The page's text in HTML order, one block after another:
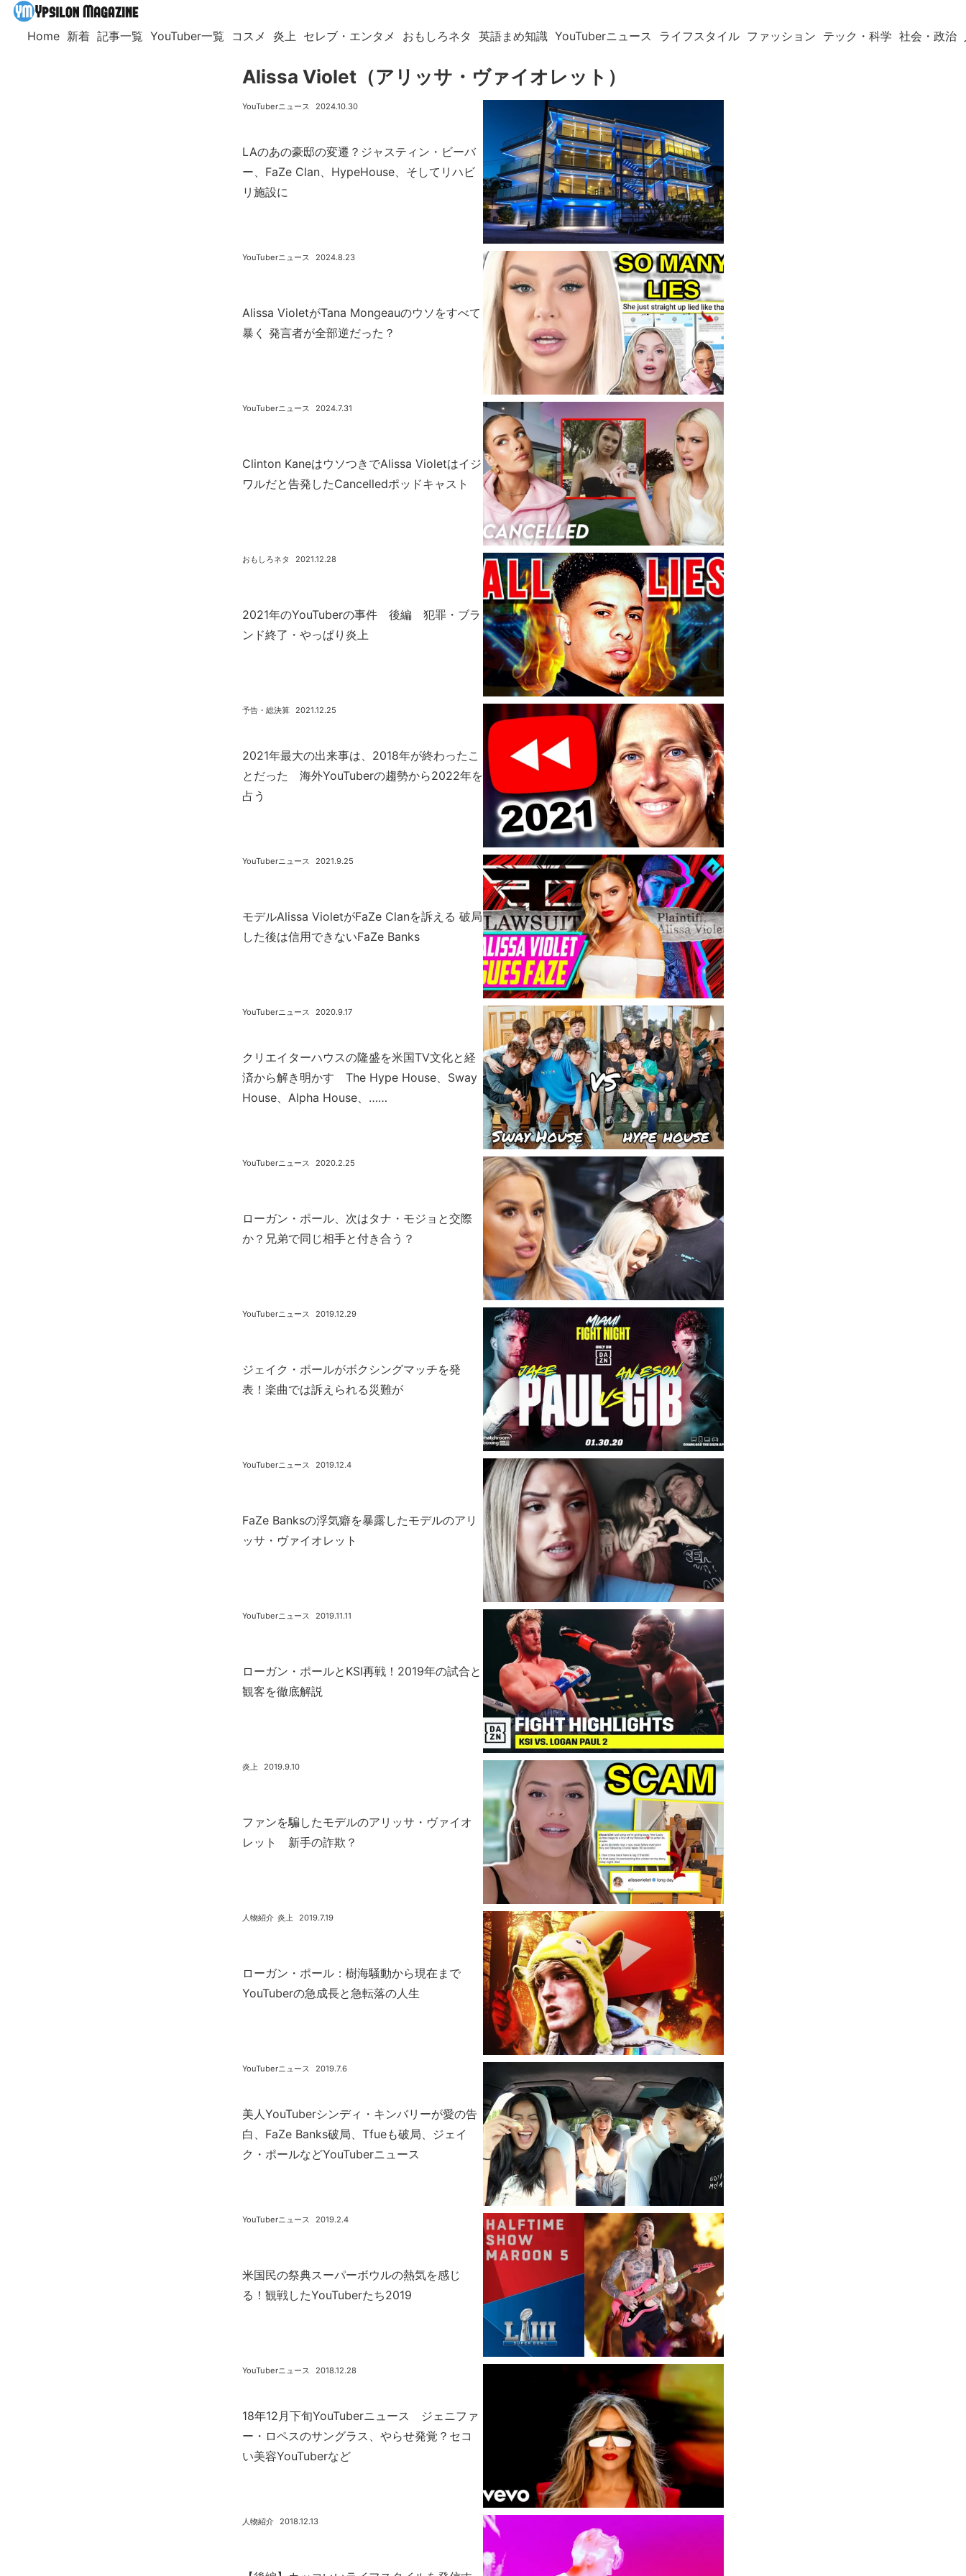
Home 新着 記事一覧 YouTuber一覧 コスメ 炎上 セレブ・エンタメ おもしろネタ 英語まめ知識 YouTuberニュース ライフスタイル ファッション テック・科学 社会・政治
Alissa Violet（アリッサ・ヴァイオレット）
LAのあの豪邸の変遷？ジャスティン・ビーバ
ー、FaZe Clan、HypeHouse、そしてリハビ
リ施設に
2024.10.30
YouTuberニュース
Alissa VioletがTana Mongeauのウソをすべて
暴く 発言者が全部逆だった？
2024.8.23
YouTuberニュース
Clinton KaneはウソつきでAlissa Violetはイジ
ワルだと告発したCancelledポッドキャスト
2024.7.31
YouTuberニュース
2021年のYouTuberの事件 後編 犯罪・ブラ
ンド終了・やっぱり炎上
2021.12.28
おもしろネタ
2021年最大の出来事は、2018年が終わったこ
とだった 海外YouTuberの趨勢から2022年を
占う
2021.12.25
予告・総決算
モデルAlissa VioletがFaZe Clanを訴える 破局
した後は信用できないFaZe Banks
2021.9.25
YouTuberニュース
クリエイターハウスの隆盛を米国TV文化と経
済から解き明かす The Hype House、Sway
House、Alpha House、……
2020.9.17
YouTuberニュース
ローガン・ポール、次はタナ・モジョと交際
か？兄弟で同じ相手と付き合う？
2020.2.25
YouTuberニュース
ジェイク・ポールがボクシングマッチを発
表！楽曲では訴えられる災難が
2019.12.29
YouTuberニュース
FaZe Banksの浮気癖を暴露したモデルのアリ
ッサ・ヴァイオレット
2019.12.4
YouTuberニュース
ローガン・ポールとKSI再戦！2019年の試合と
観客を徹底解説
2019.11.11
YouTuberニュース
ファンを騙したモデルのアリッサ・ヴァイオ
レット 新手の詐欺？
2019.9.10
炎上
ローガン・ポール：樹海騒動から現在まで
YouTuberの急成長と急転落の人生
2019.7.19
人物紹介 炎上
美人YouTuberシンディ・キンバリーが愛の告
白、FaZe Banks破局、Tfueも破局、ジェイ
ク・ポールなどYouTuberニュース
2019.7.6
YouTuberニュース
米国民の祭典スーパーボウルの熱気を感じ
る！観戦したYouTuberたち2019
2019.2.4
YouTuberニュース
18年12月下旬YouTuberニュース ジェニファ
ー・ロペスのサングラス、やらせ発覚？セコ
い美容YouTuberなど
2018.12.28
YouTuberニュース
2018.12.13
人物紹介